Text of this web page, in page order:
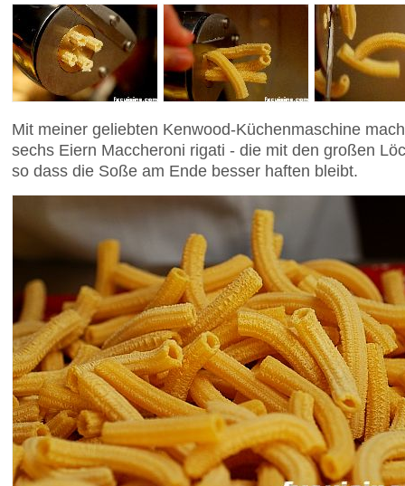
Mit meiner geliebten Kenwood-Küchenmaschine
sechs Eiern Maccheroni rigati - die mit den großen
so dass die Soße am Ende besser haften bleibt.